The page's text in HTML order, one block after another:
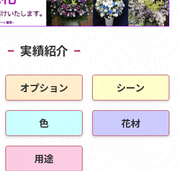
実績紹介
オプション シーン
色 花材
用途